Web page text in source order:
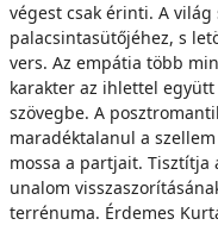
végest csak érinti. A
palacsintasütőjéhez, s
vers. Az empátia több
karakter az ihlettel
szövegbe. A
maradéktalanul a
mossa a partjait. Tisztítja
unalom
terrénuma. Érdemes